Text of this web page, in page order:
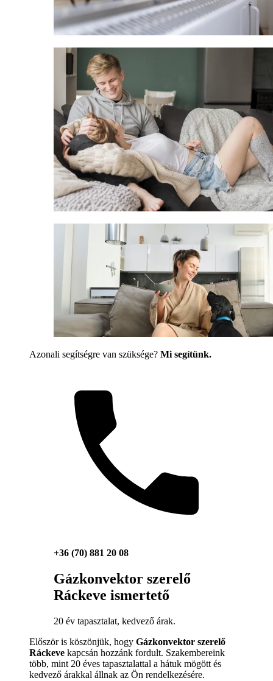
Azonali segítségre van szüksége? Mi segítünk.
+36 (70) 881 20 08
Gázkonvektor szerelő
Ráckeve ismertető
20 év tapasztalat, kedvező árak.
Először is köszönjük, hogy Gázkonvektor szerelő
Ráckeve kapcsán hozzánk fordult. Szakembereink
több, mint 20 éves tapasztalattal a hátuk mögött és
kedvező árakkal állnak az Ön rendelkezésére.